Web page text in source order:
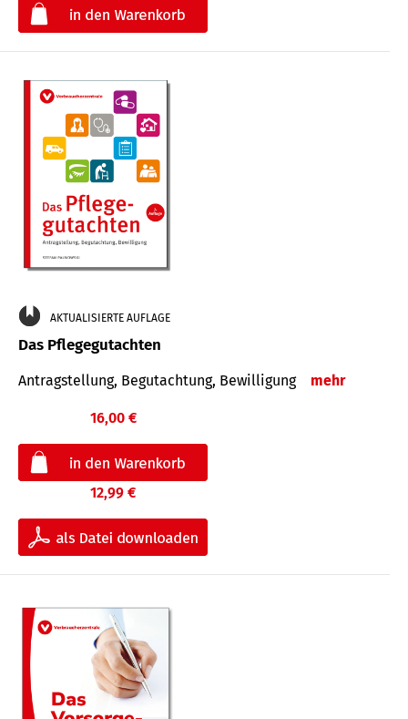
AKTUALISIERTE AUFLAGE
Das Pflegegutachten
Antragstellung, Begutachtung, Bewilligung mehr
16,00 €
12,99 €